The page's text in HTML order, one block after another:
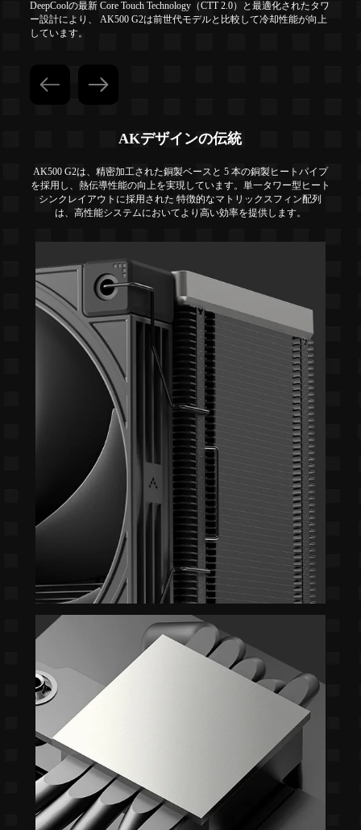
DeepCoolの最新 Core Touch Technology（CTT 2.0）と最適化されたタワ
ー設計により、 AK500 G2は前世代モデルと比較して冷却性能が向上
しています。
AKデザインの伝統
AK500 G2は、精密加工された銅製ベースと 5 本の銅製ヒートパイプ
を採用し、熱伝導性能の向上を実現しています。単一タワー型ヒート
シンクレイアウトに採用された 特徴的なマトリックスフィン配列
は、高性能システムにおいてより高い効率を提供します。